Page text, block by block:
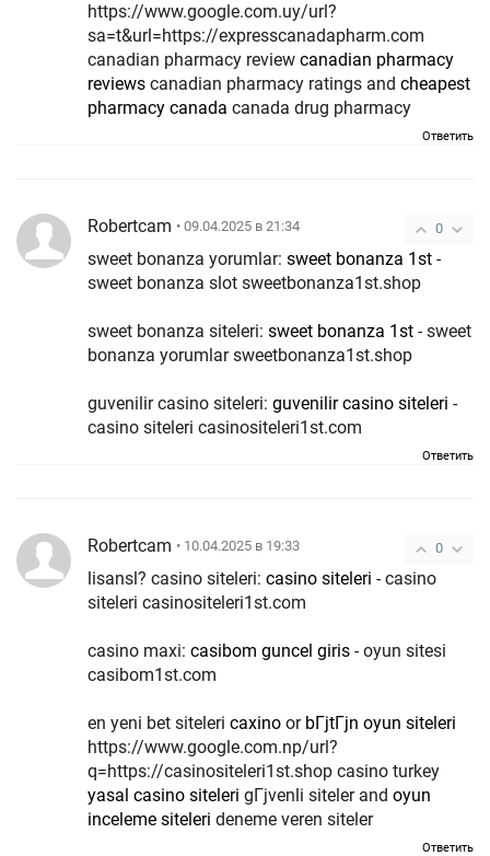
https://www.google.com.uy/url?
sa=t&url=https://expresscanadapharm.com
canadian pharmacy review canadian pharmacy
reviews canadian pharmacy ratings and cheapest
pharmacy canada canada drug pharmacy
Ответить
0
Robertcam • 09.04.2025 в 21:34
sweet bonanza yorumlar: sweet bonanza 1st -
sweet bonanza slot sweetbonanza1st.shop
sweet bonanza siteleri: sweet bonanza 1st - sweet
bonanza yorumlar sweetbonanza1st.shop
guvenilir casino siteleri: guvenilir casino siteleri -
casino siteleri casinositeleri1st.com
Ответить
0
Robertcam • 10.04.2025 в 19:33
lisansl? casino siteleri: casino siteleri - casino
siteleri casinositeleri1st.com
casino maxi: casibom guncel giris - oyun sitesi
casibom1st.com
en yeni bet siteleri caxino or bГјtГјn oyun siteleri
https://www.google.com.np/url?
q=https://casinositeleri1st.shop casino turkey
yasal casino siteleri gГјvenli siteler and oyun
inceleme siteleri deneme veren siteler
Ответить